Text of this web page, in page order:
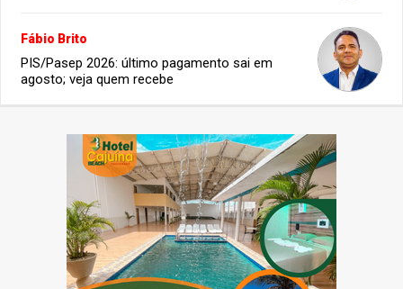
Fábio Brito
PIS/Pasep 2026: último pagamento sai em
agosto; veja quem recebe